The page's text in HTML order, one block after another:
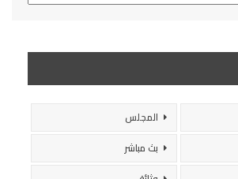
المجلس
بث مباشر